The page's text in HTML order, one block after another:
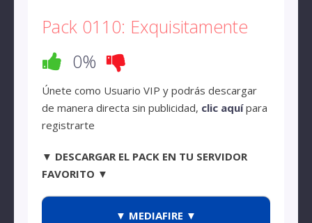
Pack 0110: Exquisitamente
0%
Únete como Usuario VIP y podrás descargar
de manera directa sin publicidad, clic aquípara
registrarte
▼ DESCARGAR EL PACK EN TU SERVIDOR
FAVORITO ▼
▼ MEDIAFIRE ▼